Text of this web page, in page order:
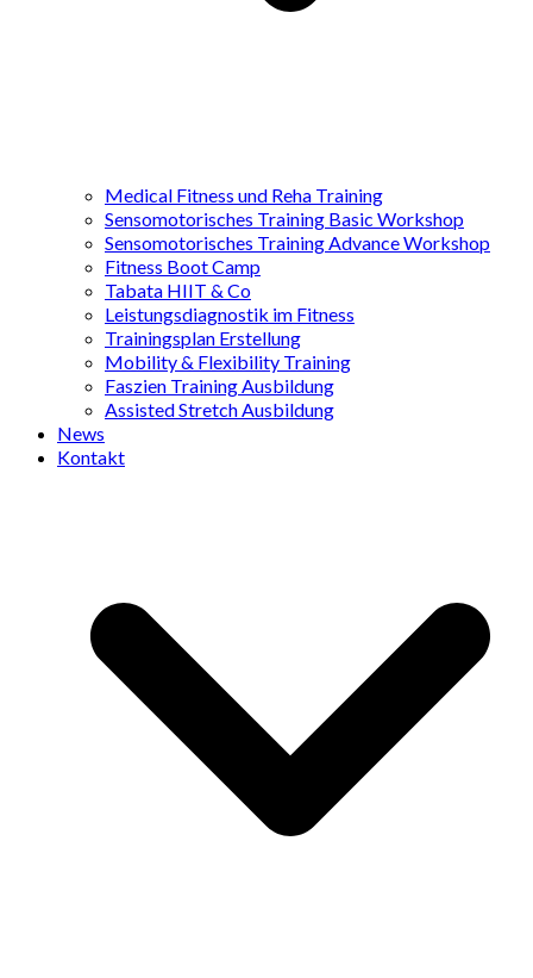
Medical Fitness und Reha Training
Sensomotorisches Training Basic Workshop
Sensomotorisches Training Advance Workshop
Fitness Boot Camp
Tabata HIIT & Co
Leistungsdiagnostik im Fitness
Trainingsplan Erstellung
Mobility & Flexibility Training
Faszien Training Ausbildung
Assisted Stretch Ausbildung
News
Kontakt